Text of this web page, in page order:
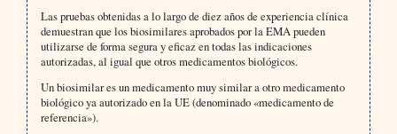
Las pruebas obtenidas a lo largo de diez años de experiencia clínica
demuestran que los biosimilares aprobados por la EMA pueden
utilizarse de forma segura y eficaz en todas las indicaciones
autorizadas, al igual que otros medicamentos biológicos.
Un biosimilar es un medicamento muy similar a otro medicamento
biológico ya autorizado en la UE (denominado «medicamento de
referencia»).